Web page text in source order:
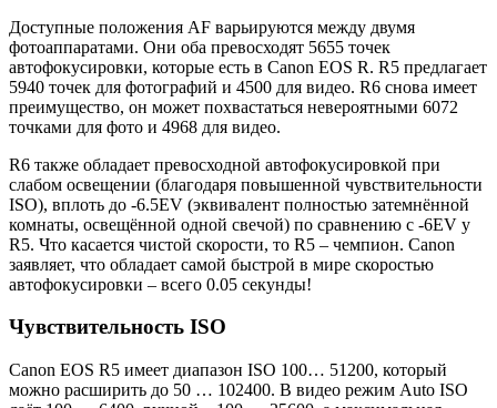
Доступные положения AF варьируются между двумя
фотоаппаратами. Они оба превосходят 5655 точек
автофокусировки, которые есть в Canon EOS R. R5 предлагает
5940 точек для фотографий и 4500 для видео. R6 снова имеет
преимущество, он может похвастаться невероятными 6072
точками для фото и 4968 для видео.
R6 также обладает превосходной автофокусировкой при
слабом освещении (благодаря повышенной чувствительности
ISO), вплоть до -6.5EV (эквивалент полностью затемнённой
комнаты, освещённой одной свечой) по сравнению с -6EV у
R5. Что касается чистой скорости, то R5 – чемпион. Canon
заявляет, что обладает самой быстрой в мире скоростью
автофокусировки – всего 0.05 секунды!
Чувствительность ISO
Canon EOS R5 имеет диапазон ISO 100… 51200, который
можно расширить до 50 … 102400. В видео режим Auto ISO